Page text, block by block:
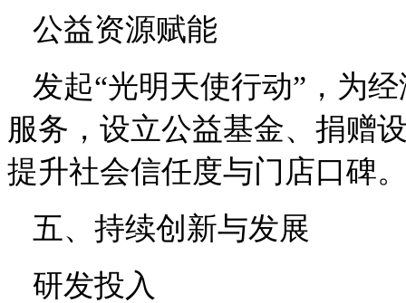
公益资源赋能
发起“光明天使行动”，为
服务，设立公益基金、捐赠
提升社会信任度与门店口碑
五、持续创新与发展
研发投入